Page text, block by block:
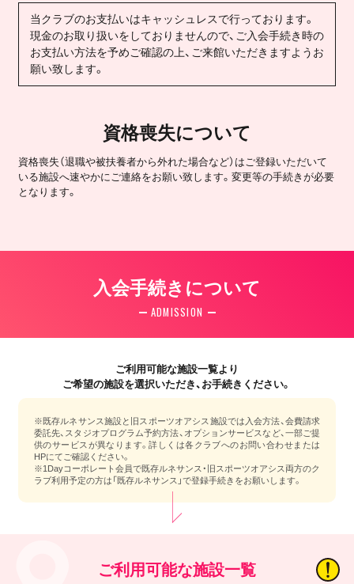
当クラブのお支払いはキャッシュレスで行っております。
現金のお取り扱いをしておりませんので、ご入会手続き時の
お支払い方法を予めご確認の上、ご来館いただきますようお
願い致します。
資格喪失について
資格喪失（退職や被扶養者から外れた場合など）はご登録いただいて
いる施設へ速やかにご連絡をお願い致します。変更等の手続きが必要
となります。
入会手続きについて
ADMISSION
ご利用可能な施設一覧より
ご希望の施設を選択いただき、お手続きください。
※既存ルネサンス施設と旧スポーツオアシス施設では入会方法、会費請求
委託先、スタジオプログラム予約方法、オプションサービスなど、一部ご提
供のサービスが異なります。詳しくは各クラブへのお問い合わせまたは
HPにてご確認ください。
※1Dayコーポレート会員で既存ルネサンス・旧スポーツオアシス両方のク
ラブ利用予定の方は「既存ルネサンス」で登録手続きをお願いします。
ご利用可能な施設一覧